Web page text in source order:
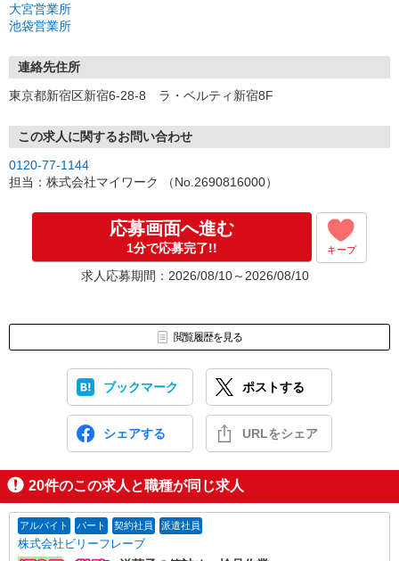
※「営業所に来社して登録」のみお電話からでも予約できます！
0120-77-1144 【受付10:00〜19:00】
ご不明点があれば、上記フリーダイヤルまでお気軽にご連絡くださ
い☆
【埼玉県】
・川越営業所（埼玉県川越市脇田本町11-1）
・所沢営業所（埼玉県所沢市北秋津720-7 カデール細渕ビル302）
・越谷営業所（埼玉県越谷市南越谷1-16-8）
【東京都】
・池袋営業所（東京都豊島区南池袋2-27-16）
大宮営業所
池袋営業所
連絡先住所
東京都新宿区新宿6-28-8 ラ・ベルティ新宿8F
この求人に関するお問い合わせ
0120-77-1144
担当：株式会社マイワーク （No.2690816000）
応募画面へ進む
1分で応募完了!! キープ
求人応募期間：2026/08/10～2026/08/10
閲覧履歴を見る
ブックマーク ポストする
シェアする URLをシェア
20件のこの求人と職種が同じ求人
アルバイト パート 契約社員 派遣社員
株式会社ビリーフレーブ